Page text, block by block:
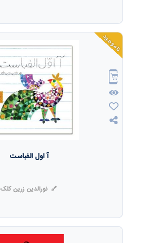
ناموجود
آ اول الفباست
نورالدین زرین کلک